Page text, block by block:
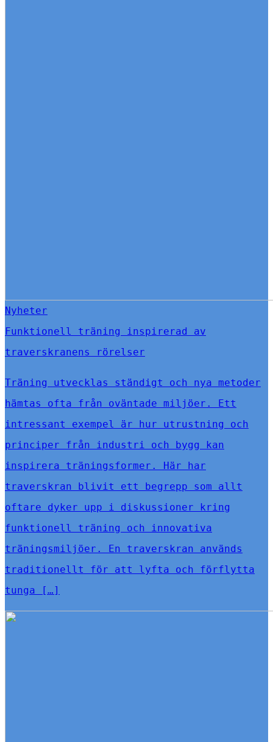
Nyheter
Funktionell träning inspirerad av
traverskranens rörelser
Träning utvecklas ständigt och nya metoder
hämtas ofta från oväntade miljöer. Ett
intressant exempel är hur utrustning och
principer från industri och bygg kan
inspirera träningsformer. Här har
traverskran blivit ett begrepp som allt
oftare dyker upp i diskussioner kring
funktionell träning och innovativa
träningsmiljöer. En traverskran används
traditionellt för att lyfta och förflytta
tunga […]